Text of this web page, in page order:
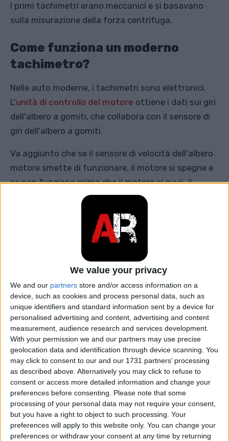
We value your privacy
We and our partners store and/or access information on a
device, such as cookies and process personal data, such as
unique identifiers and standard information sent by a device for
personalised advertising and content, advertising and content
measurement, audience research and services development.
With your permission we and our partners may use precise
geolocation data and identification through device scanning. You
may click to consent to our and our 1731 partners’ processing
as described above. Alternatively you may click to refuse to
consent or access more detailed information and change your
preferences before consenting. Please note that some
processing of your personal data may not require your consent,
but you have a right to object to such processing. Your
preferences will apply to this website only. You can change your
preferences or withdraw your consent at any time by returning
I primi tachimetri erano meccanici e si basavano
sulla misurazione della forza centrifuga.
Come funziona un moderno
tachimetro?
Nelle auto moderne, i tachimetri sono elettronici.
L'unità di controllo del motore ottiene i dati sui giri
dell'albero a gomiti, che collabora con il sensore di
giri dell'albero a gomiti.
Va aggiunto che se il sensore di velocità dell'albero
motore smette di funzionare, il motore si spegne e
se non funziona prima che il motore si avvii, il
motore non si avvia.
Come accennato in precedenza, il tachimetro di
un'auto mostra il numero di giri dell'albero motore
ARTICOLO CORRELATO
Centralina controllo motore: qual
è la sua funzione?
Il contagiri ha quasi sempre un campo rosso
marcato, che avvisa il guidatore dell'area dei giri
pericolosi. Il conducente, quindi, ha sempre una
visione d'insieme della velocità attuale e può quindi
ridurre il regime del motore togliendo il gas e
riportando il motore a un regime di sicurezza.